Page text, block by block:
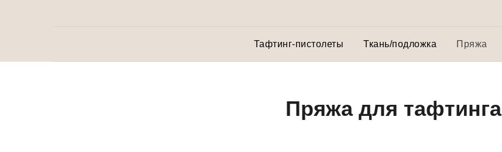
Тафтинг-пистолеты Ткань/подложка Пряжа
Пряжа для тафтинга